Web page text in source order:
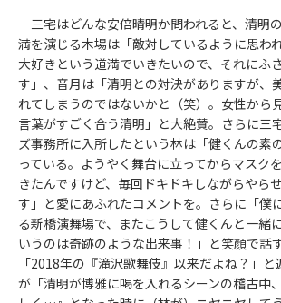
三宅はどんな安倍晴明か問われると、清明
満を演じる木場は「敵対しているように思わ
大好きという道満でいきたいので、それにふ
す」、音月は「清明との対決がありますが、
れてしまうのではないかと（笑）。女性から
言葉がすごく合う清明」と大絶賛。さらに三
ズ事務所に入所したという林は「健くんの素
っている。ようやく舞台に立ってからマスク
きたんですけど、毎回ドキドキしながらやら
す」と愛にあふれたコメントを。さらに「僕
る新橋演舞場で、またこうして健くんと一緒
いうのは奇跡のような出来事！」と笑顔で話
「2018年の『滝沢歌舞伎』以来だよね？」
が「清明が博雅に喝を入れるシーンの稽古中